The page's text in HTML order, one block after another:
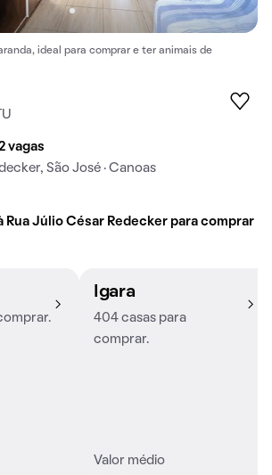
ideal para comprar e ter animais de
vagas
São José · Canoas
Rua Júlio César Redecker para comprar
Igara
404 casas para
comprar.
Valor médio